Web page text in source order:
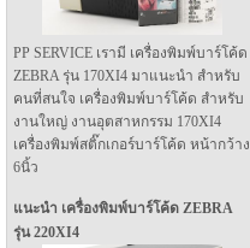
PP SERVICE เรามี เครื่องพิมพ์บาร์โค้ด
ZEBRA รุ่น 170XI4 มาแนะนำ สำหรับ
คนที่สนใจ เครื่องพิมพ์บาร์โค้ด สำหรับ
งานใหญ่ งานอุตสาหกรรม 170XI4
เครื่องพิมพ์สติ๊กเกอร์บาร์โค้ด หน้ากว้าง
6นิ้ว
แนะนำ เครื่องพิมพ์บาร์โค้ด ZEBRA
รุ่น 220XI4